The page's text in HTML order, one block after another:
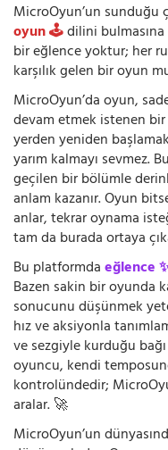
MicroOyun’un
oyun 🕹️dilini
bir eğlence yoktur; her
karşılık gelen bir oyun
MicroOyun’da oyun,
devam etmek istenen bir
yerden yeniden
yarım kalmayı sevmez.
geçilen bir bölümle
anlam kazanır. Oyun
anlar, tekrar oynama
tam da burada ortaya
Bu platformdaeğlence
Bazen sakin bir oyunda
sonucunu düşünmek
hız ve aksiyonla
ve sezgiyle kurduğu
oyuncu, kendi
kontrolündedir;
aralar. 🚀
MicroOyun’un